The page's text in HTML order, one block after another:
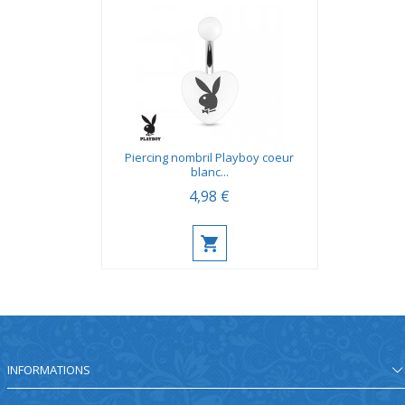
Piercing nombril Playboy coeur
blanc...
4,98 €
INFORMATIONS